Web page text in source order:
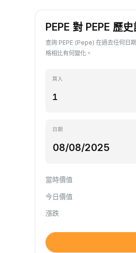
PEPE 對 PEPE 歷
查詢 PEPE (Pepe) 在過去任何日
格相比有何變化。
買入
日期
當時價值
今日價值
漲跌